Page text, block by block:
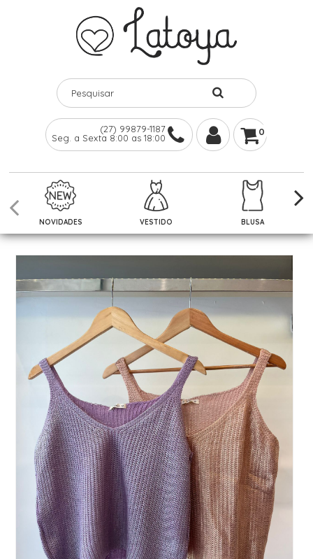
(27) 99879-1187
Seg. a Sexta 8:00 as 18:00
0
NOVIDADES VESTIDO BLUSA